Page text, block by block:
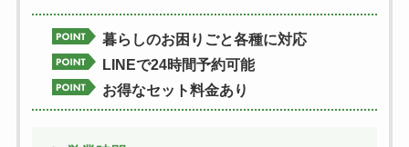
暮らしのお困りごと各種に対応
LINEで24時間予約可能
お得なセット料金あり